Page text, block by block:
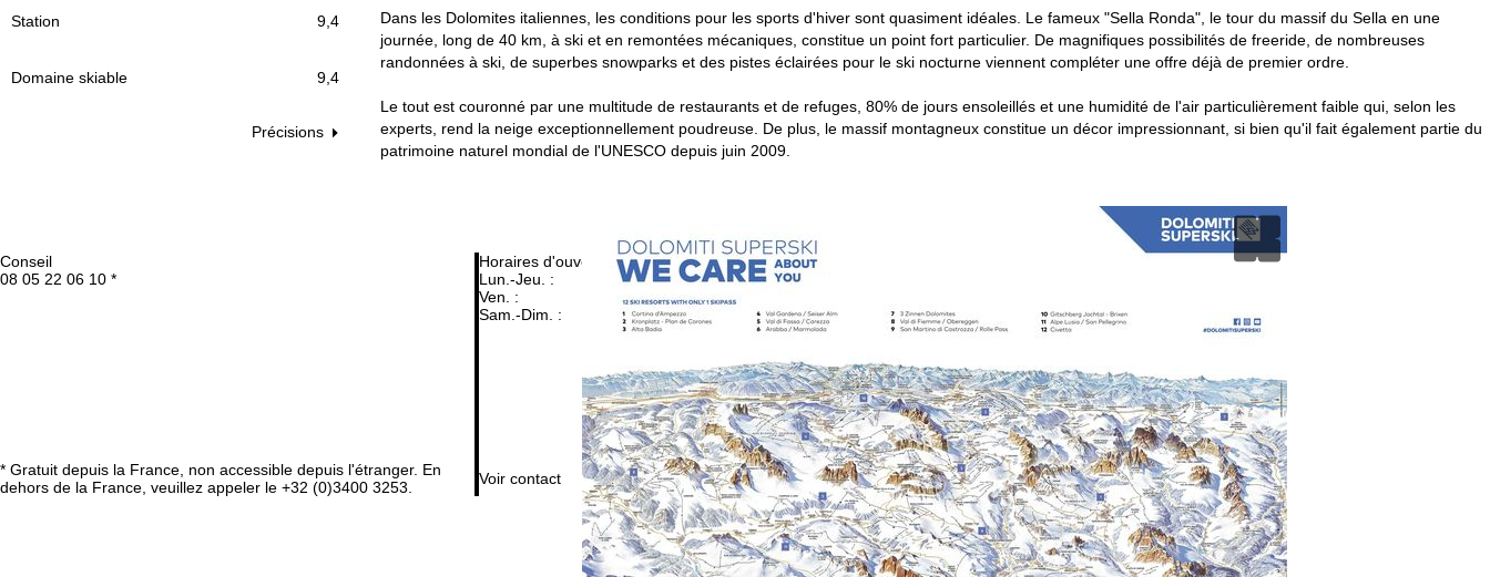
Conseil
08 05 22 06 10 *
* Gratuit depuis la France, non accessible depuis l'étranger. En
dehors de la France, veuillez appeler le +32 (0)3400 3253.
Horaires d'ouverture
Lun.-Jeu. :
09h00-17h00
Ven. :
09h00-14h00
Sam.-Dim. :
Voir contact
Conseil
Station
9,4
Domaine skiable 9,4
Précisions
Dans les Dolomites italiennes, les conditions pour les sports d'hiver sont quasiment idéales. Le fameux "Sella Ronda", le tour du massif du Sella en une
journée, long de 40 km, à ski et en remontées mécaniques, constitue un point fort particulier. De magnifiques possibilités de freeride, de nombreuses
randonnées à ski, de superbes snowparks et des pistes éclairées pour le ski nocturne viennent compléter une offre déjà de premier ordre.
Le tout est couronné par une multitude de restaurants et de refuges, 80% de jours ensoleillés et une humidité de l'air particulièrement faible qui, selon les
experts, rend la neige exceptionnellement poudreuse. De plus, le massif montagneux constitue un décor impressionnant, si bien qu'il fait également partie du
patrimoine naturel mondial de l'UNESCO depuis juin 2009.